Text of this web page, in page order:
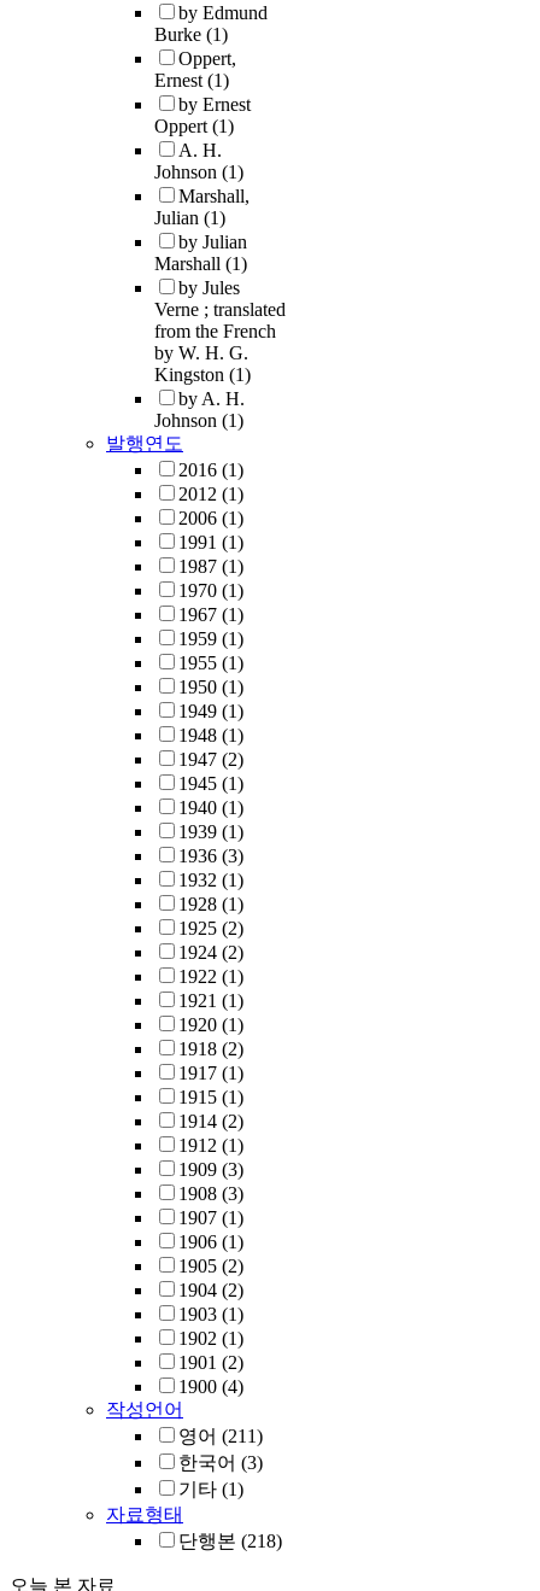
by Edmund
Burke (1)
Oppert,
Ernest(1)
by Ernest
Oppert(1)
A. H.
Johnson (1)
Marshall,
Julian (1)
by Julian
Marshall (1)
by Jules
Verne ; translated
from the French
by W. H. G.
Kingston (1)
by A. H.
Johnson (1)
발행연도
2016 (1)
2012 (1)
2006 (1)
1991 (1)
1987 (1)
1970 (1)
1967 (1)
1959 (1)
1955 (1)
1950 (1)
1949 (1)
1948 (1)
1947 (2)
1945 (1)
1940 (1)
1939 (1)
1936 (3)
1932 (1)
1928 (1)
1925 (2)
1924 (2)
1922 (1)
1921 (1)
1920 (1)
1918 (2)
1917 (1)
1915 (1)
1914 (2)
1912 (1)
1909 (3)
1908 (3)
1907 (1)
1906 (1)
1905 (2)
1904 (2)
1903 (1)
1902 (1)
1901 (2)
1900 (4)
작성언어
영어 (211)
한국어 (3)
기타 (1)
자료형태
단행본 (218)
오늘 본 자료